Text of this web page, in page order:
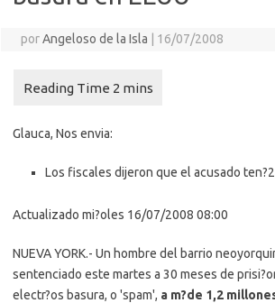
porAngeloso de la Isla 16/07/2008
Glauca, Nos envia:
Los fiscales dijeron que el acusado
Actualizado mi?oles 16/07/2008 08:00
NUEVA YORK.- Un hombre del barrio
sentenciado este martes a 30 meses de
electr?os basura, o 'spam', a m?de 1,2